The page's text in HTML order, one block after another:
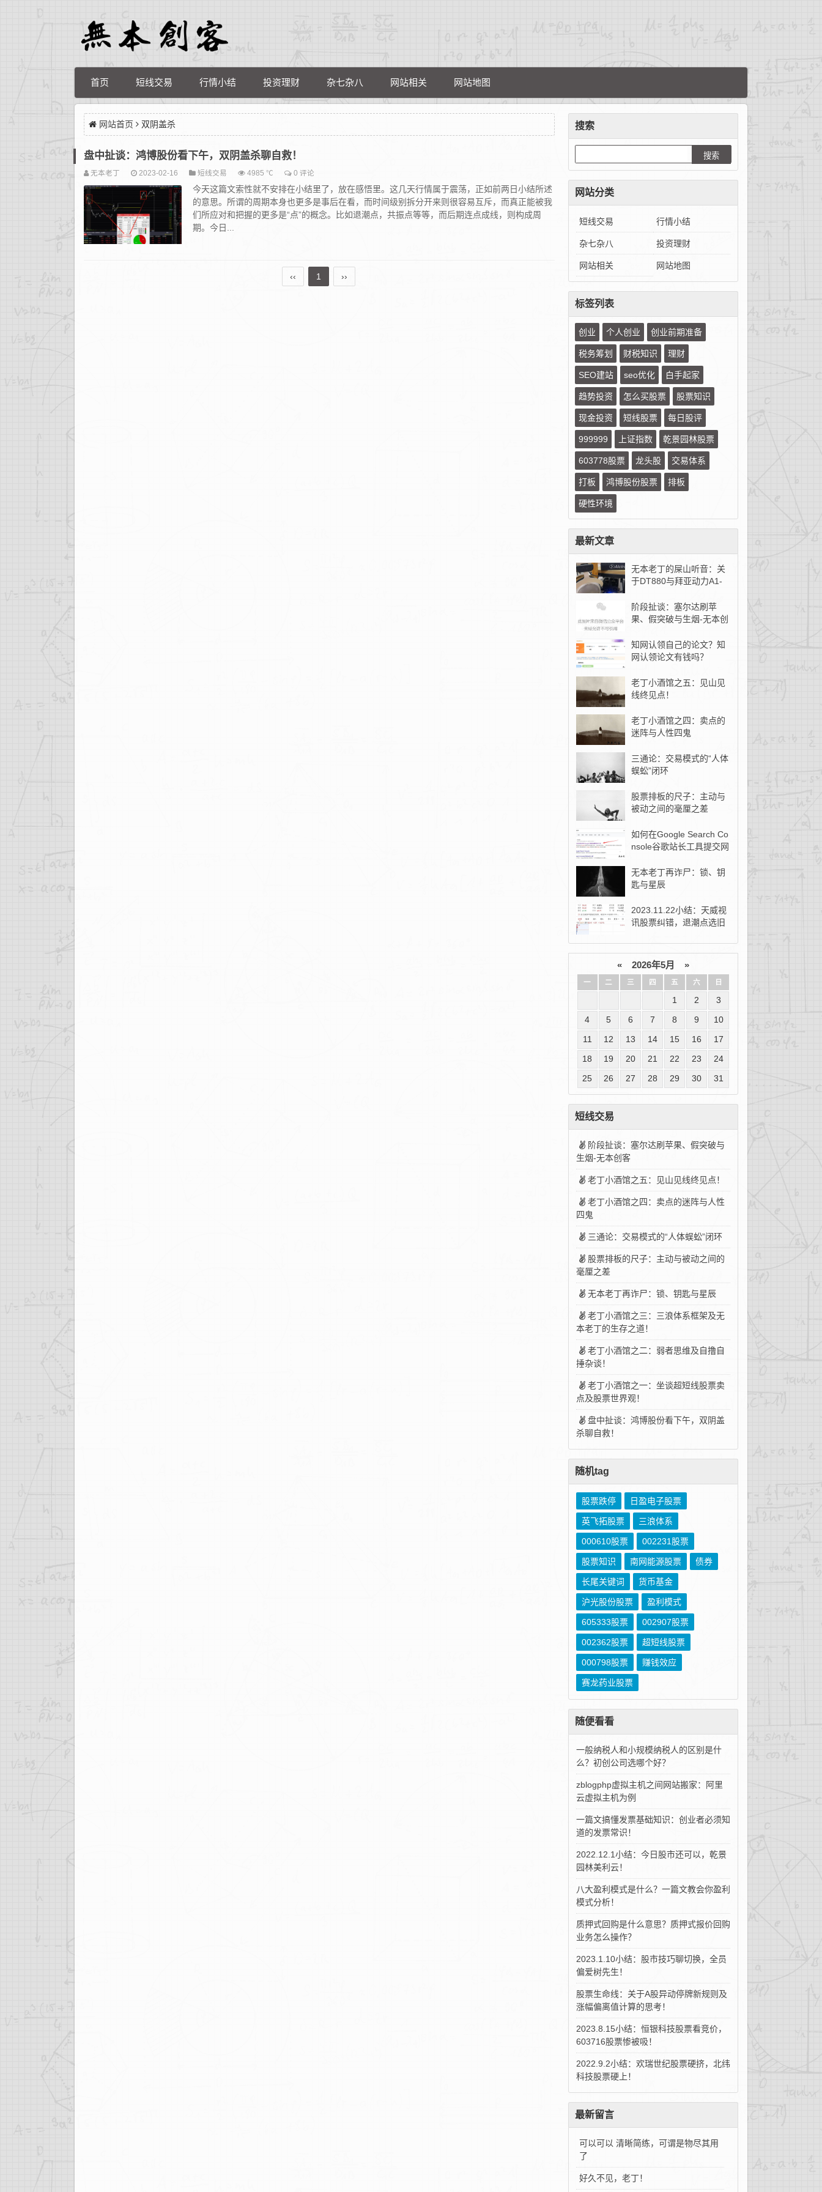
首页 短线交易 行情小结 投资理财 杂七杂八 网站相关 网站地图
网站首页 双阴盖杀
盘中扯谈：鸿博股份看下午，双阴盖杀聊自救！
无本老丁 2023-02-16 短线交易 4985 ℃ 0 评论
今天这篇文索性就不安排在小结里了，放在感悟里。这几天行情属于震荡，正如前两日小结所述
的意思。所谓的周期本身也更多是事后在看，而时间级别拆分开来则很容易互斥，而真正能被我
们所应对和把握的更多是“点”的概念。比如退潮点，共振点等等，而后期连点成线，则构成周
期。今日...
‹‹ 1 ››
搜索
网站分类
短线交易 行情小结
杂七杂八 投资理财
网站相关 网站地图
标签列表
创业 个人创业 创业前期准备
税务筹划 财税知识 理财
SEO建站 seo优化 白手起家
趋势投资 怎么买股票 股票知识
现金投资 短线股票 每日股评
999999 上证指数 乾景园林股票
603778股票 龙头股 交易体系
打板 鸿博股份股票 排板
硬性环境
最新文章
无本老丁的屎山听音：关
于DT880与拜亚动力A1-
阶段扯谈：塞尔达刷苹
果、假突破与生烟-无本创
知网认领自己的论文？知
网认领论文有钱吗？
老丁小酒馆之五：见山见
线终见点！
老丁小酒馆之四：卖点的
迷阵与人性四鬼
三通论：交易模式的“人体
蜈蚣”闭环
股票排板的尺子：主动与
被动之间的毫厘之差
如何在Google Search Co
nsole谷歌站长工具提交网
无本老丁再诈尸：锁、钥
匙与星辰
2023.11.22小结：天威视
讯股票纠错，退潮点选旧
« 2026年5月 »
一 二 三 四 五 六 日
1 2
3
4
5 6 7 8 9
10
11
12 13 14 15 16
17
18
19 20 21 22 23
24
25
26 27 28 29 30 31
短线交易
阶段扯谈：塞尔达刷苹果、假突破与
生烟-无本创客
老丁小酒馆之五：见山见线终见点！
老丁小酒馆之四：卖点的迷阵与人性
四鬼
三通论：交易模式的“人体蜈蚣”闭环
股票排板的尺子：主动与被动之间的
毫厘之差
无本老丁再诈尸：锁、钥匙与星辰
老丁小酒馆之三：三浪体系框架及无
本老丁的生存之道！
老丁小酒馆之二：弱者思维及自撸自
捶杂谈！
老丁小酒馆之一：坐谈超短线股票卖
点及股票世界观！
盘中扯谈：鸿博股份看下午，双阴盖
杀聊自救！
随机tag
股票跌停 日盈电子股票
英飞拓股票 三浪体系
000610股票 002231股票
股票知识 南网能源股票 债券
长尾关键词 货币基金
沪光股份股票 盈利模式
605333股票 002907股票
002362股票 超短线股票
000798股票 赚钱效应
赛龙药业股票
随便看看
一般纳税人和小规模纳税人的区别是什
么？初创公司选哪个好？
zblogphp虚拟主机之间网站搬家：阿里
云虚拟主机为例
一篇文搞懂发票基础知识：创业者必须知
道的发票常识！
2022.12.1小结：今日股市还可以，乾景
园林美利云！
八大盈利模式是什么？一篇文教会你盈利
模式分析！
质押式回购是什么意思？质押式报价回购
业务怎么操作？
2023.1.10小结：股市技巧聊切换，全员
偏爱树先生！
股票生命线：关于A股异动停牌新规则及
涨幅偏离值计算的思考！
2023.8.15小结：恒银科技股票看竞价，
603716股票惨被吸！
2022.9.2小结：欢瑞世纪股票硬挤，北纬
科技股票硬上！
最新留言
可以可以 清晰简练，可谓是物尽其用
了
好久不见，老丁！